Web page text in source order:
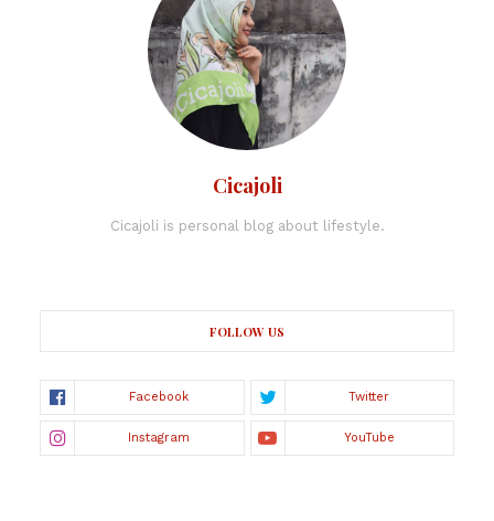
Cicajoli
Cicajoli is personal blog about lifestyle.
FOLLOW US